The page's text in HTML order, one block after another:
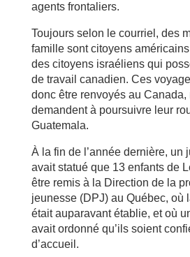
agents frontaliers.
Toujours selon le courriel, des
famille sont citoyens
des citoyens israéliens qui
de travail canadien. Ces
donc être renvoyés au Canada,
demandent à poursuivre leur
Guatemala.
À la fin de l’année dernière, un
avait statué que 13 enfants de
être remis à la Direction de la
jeunesse (DPJ) au Québec, où
était auparavant établie, et où
avait ordonné qu’ils soient
d’accueil.